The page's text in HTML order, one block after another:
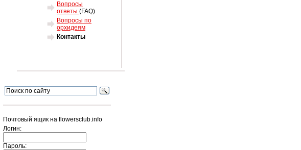
Вопросы
ответы (FAQ)
Вопросы по
орхидеям
Контакты
Почтовый ящик на flowersclub.info
Логин:
Пароль: